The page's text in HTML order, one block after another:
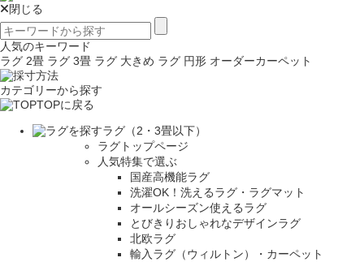
閉じる
人気のキーワード
ラグ 2畳 ラグ 3畳 ラグ 大きめ ラグ 円形 オーダーカーペット
カテゴリーから探す
TOPに戻る
ラグ（2・3畳以下）
ラグトップページ
人気特集で選ぶ
国産高機能ラグ
洗濯OK！洗えるラグ・ラグマット
オールシーズン使えるラグ
とびきりおしゃれなデザインラグ
北欧ラグ
輸入ラグ（ウィルトン）・カーペット